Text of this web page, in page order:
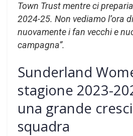
Town Trust mentre ci
2024-25. Non vediamo l’ora
nuovamente i fan vecchi e
campagna”.
Sunderland
stagione 2023-
una grande
squadra